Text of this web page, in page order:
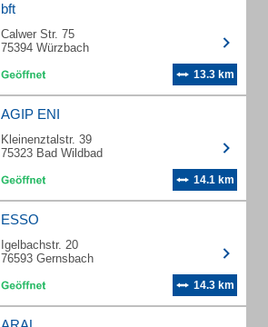
bft
Calwer Str. 75
75394 Würzbach
13.3 km
AGIP ENI
Kleinenztalstr. 39
75323 Bad Wildbad
14.1 km
ESSO
Igelbachstr. 20
76593 Gernsbach
14.3 km